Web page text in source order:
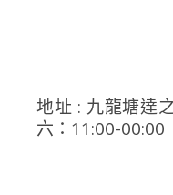
地址 : 九龍塘達
六：11:00-